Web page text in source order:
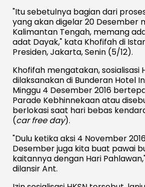
"Itu sebetulnya bagian dari proses
yang akan digelar 20 Desember
Kalimantan Tengah, memang
adat Dayak," kata Khofifah di
Presiden, Jakarta, Senin (5/12).
Khofifah mengatakan, sosialisasi
dilaksanakan di Bunderan Hotel
Minggu 4 Desember 2016
Parade Kebhinnekaan atau
berlokasi saat hari bebas
(car free day).
"Dulu ketika aksi 4 November
Desember juga kita buat pawai
kaitannya dengan Hari
dilansir Ant.